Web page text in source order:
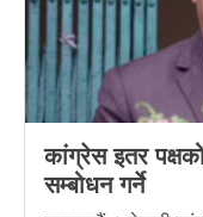
कांग्रेस इतर
सम्बोधन गर्ने